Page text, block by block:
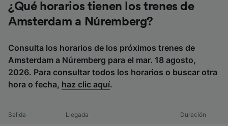
¿Qué horarios tienen los trenes de
Amsterdam a Núremberg?
Consulta los horarios de los próximos trenes de
Amsterdam a Núremberg para el mar. 18 agosto,
2026. Para consultar todos los horarios o buscar otra
hora o fecha, haz clic aquí.
Salida Llegada Duración